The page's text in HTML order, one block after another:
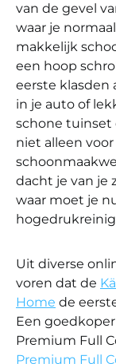
van de gevel
waar je
makkelijk
een hoop
eerste klasden
in je auto of
schone tuinset
niet alleen
dacht je van je
waar moet je
Uit diverse
voren dat de
Home de
Een
Premium Full
Premium Full